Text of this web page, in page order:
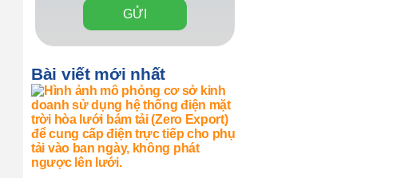
GỬI
Bài viết mới nhất